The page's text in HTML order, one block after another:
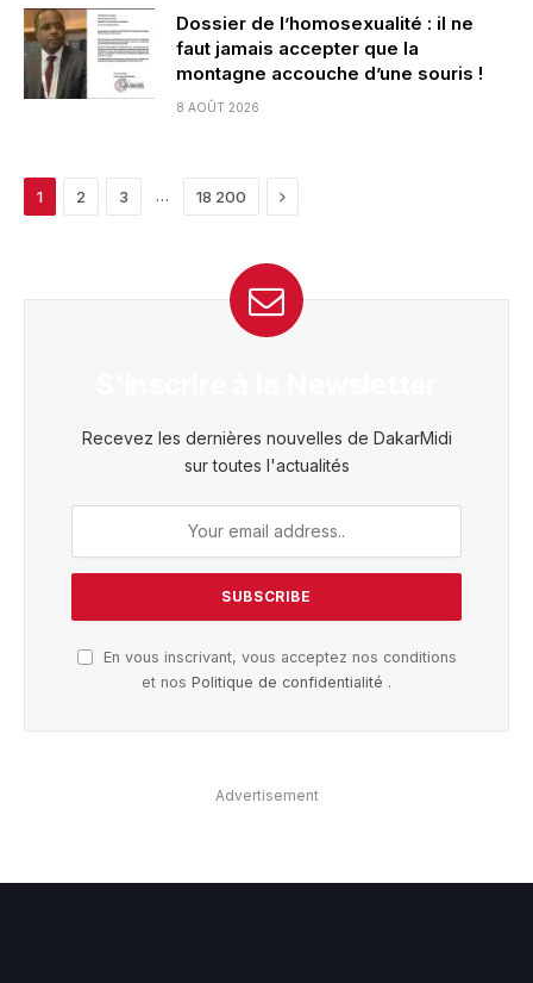
Dossier de l’homosexualité : il ne
faut jamais accepter que la
montagne accouche d’une souris !
8 AOÛT 2026
1 2 3 … 18 200 Next
Recevez les dernières nouvelles de DakarMidi
sur toutes l'actualités
En vous inscrivant, vous acceptez nos conditions
et nos Politique de confidentialité .
Advertisement